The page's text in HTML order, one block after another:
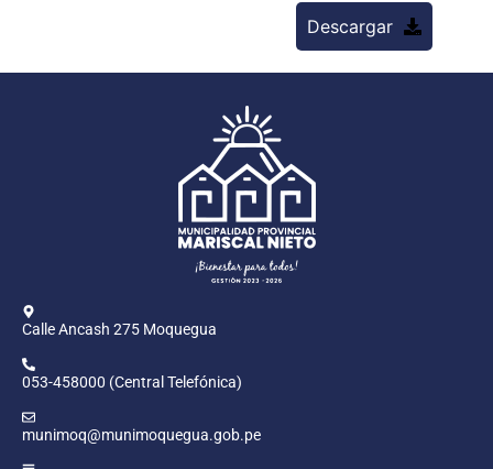
Descargar
Calle Ancash 275 Moquegua
053-458000 (Central Telefónica)
munimoq@munimoquegua.gob.pe